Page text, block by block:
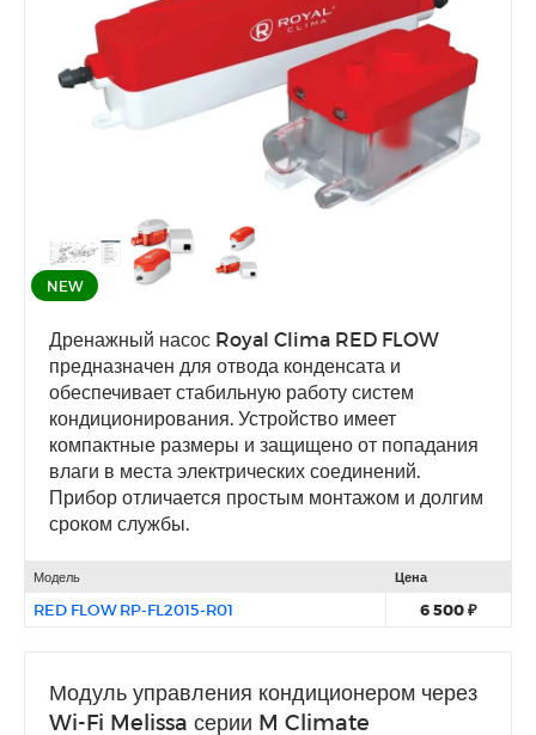
NEW
Дренажный насос Royal Clima RED FLOW
предназначен для отвода конденсата и
обеспечивает стабильную работу систем
кондиционирования. Устройство имеет
компактные размеры и защищено от попадания
влаги в места электрических соединений.
Прибор отличается простым монтажом и долгим
сроком службы.
Модель Цена
RED FLOW RP-FL2015-R01 6 500 ₽
Модуль управления кондиционером через
Wi-Fi Melissa серии M Climate